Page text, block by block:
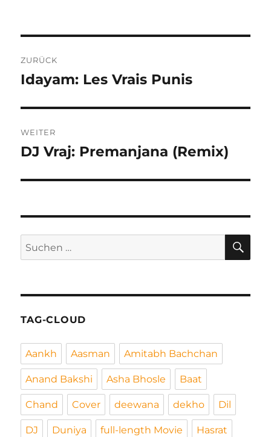
ZURÜCK
Vorheriger
Idayam: Les Vrais Punis
WEITER
Nächster
DJ Vraj: Premanjana (Remix)
Suchen
nach:
TAG-CLOUD
Aankh Aasman Amitabh Bachchan
Anand Bakshi Asha Bhosle Baat
Chand Cover deewana dekho Dil
DJ Duniya full-length Movie Hasrat